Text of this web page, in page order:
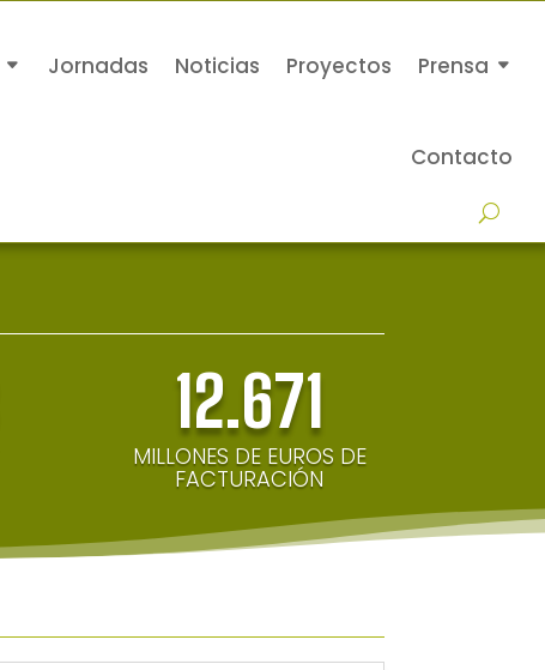
Jornadas Noticias Proyectos Prensa
Contacto
12.671
MILLONES DE EUROS DE
FACTURACIÓN